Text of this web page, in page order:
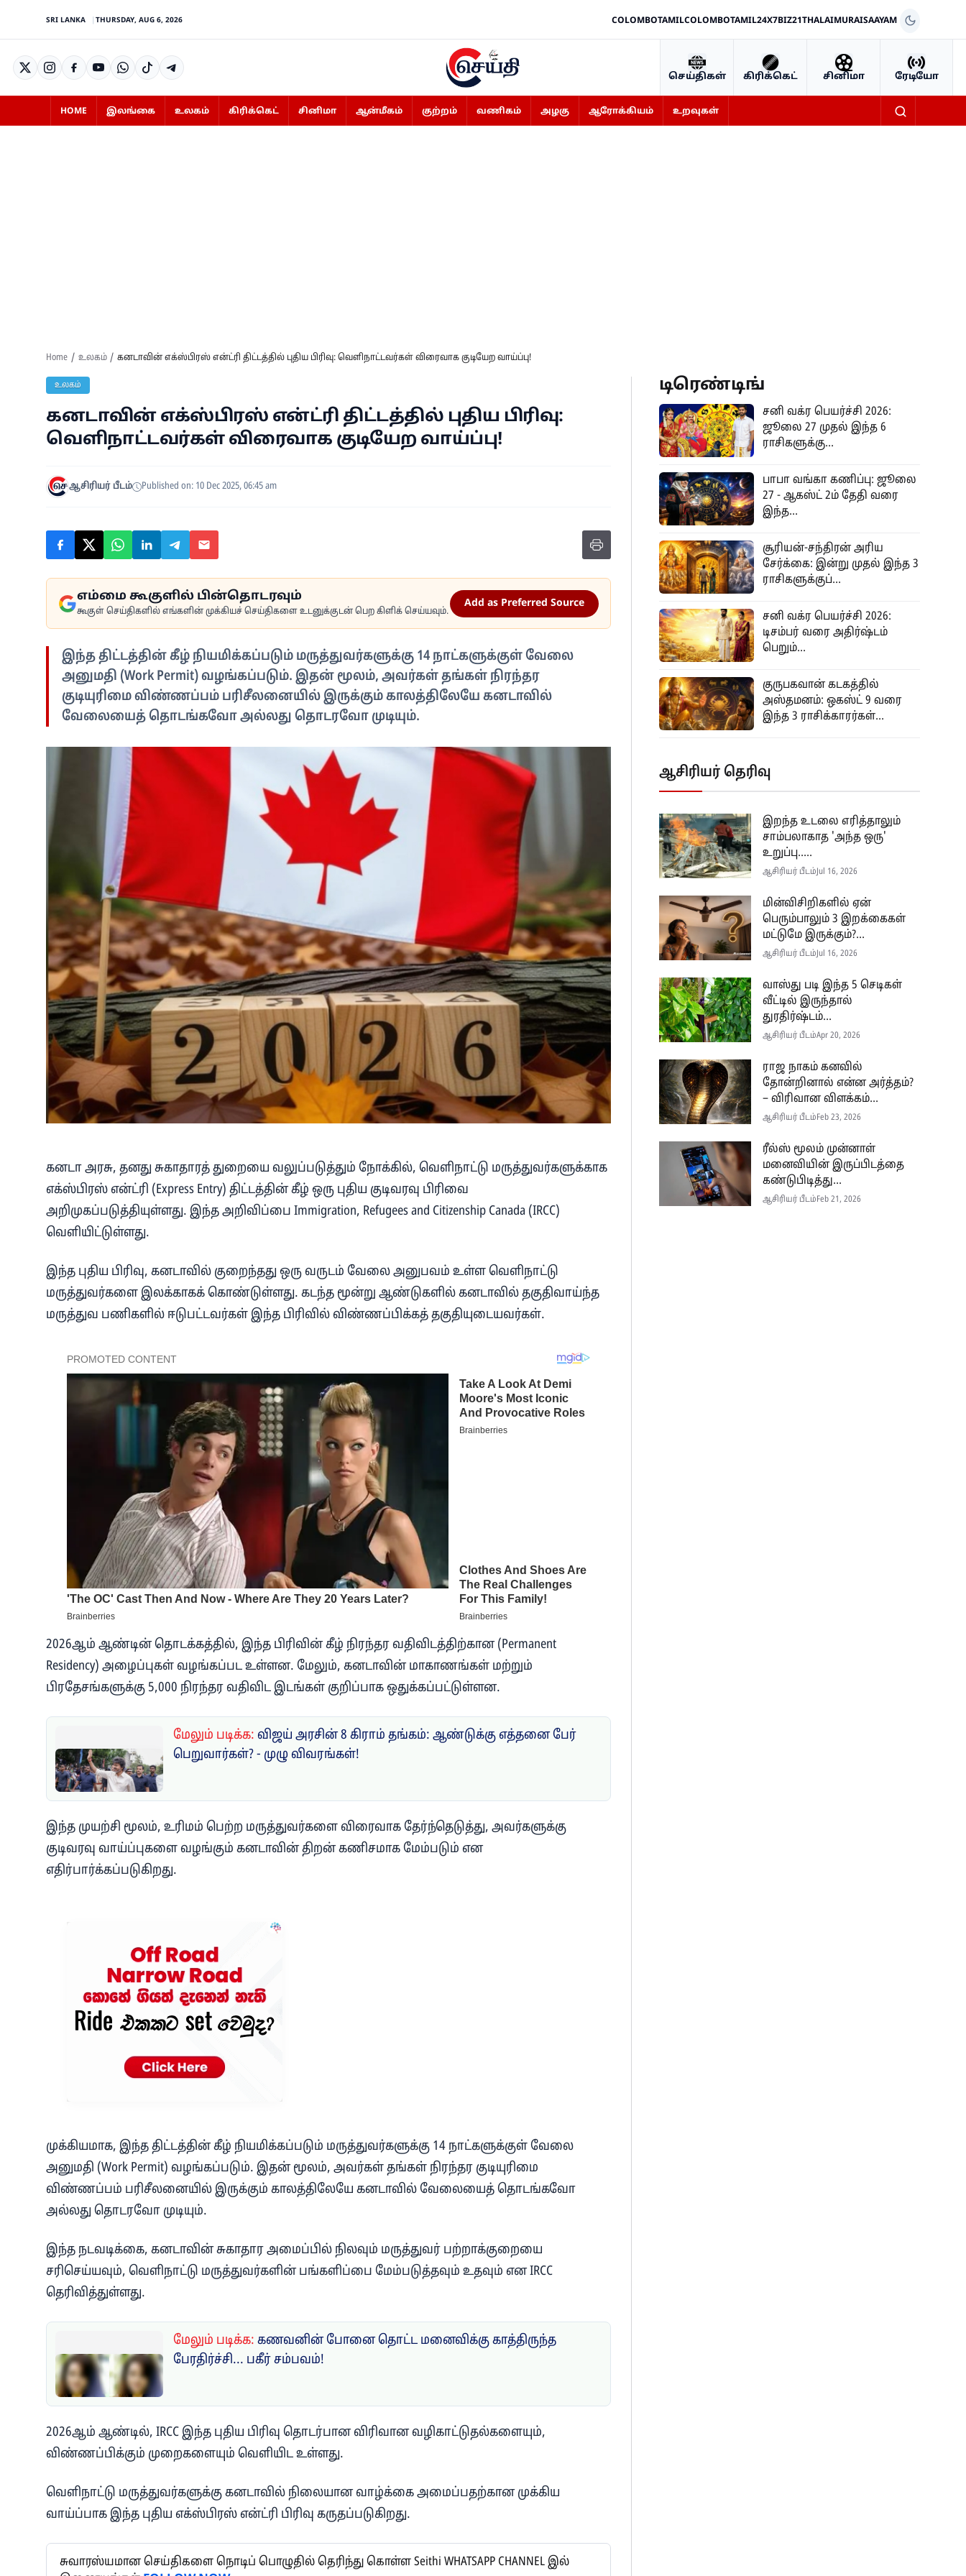
SRI LANKA THURSDAY, AUG 6, 2026 COLOMBOTAMILCOLOMBOTAMIL24X7BIZ21THALAIMURAISAAYAM
செய்திகள் கிரிக்கெட் சினிமா ரேடியோ
HOME இலங்கை உலகம் கிரிக்கெட் சினிமா ஆன்மீகம் குற்றம் வணிகம் அழகு ஆரோக்கியம் உறவுகள்
Home உலகம் கனடாவின் எக்ஸ்பிரஸ் என்ட்ரி திட்டத்தில் புதிய பிரிவு: வெளிநாட்டவர்கள் விரைவாக குடியேற வாய்ப்பு!
உலகம்
கனடாவின் எக்ஸ்பிரஸ் என்ட்ரி திட்டத்தில் புதிய பிரிவு:
வெளிநாட்டவர்கள் விரைவாக குடியேற வாய்ப்பு!
ஆசிரியர் பீடம் Published on: 10 Dec 2025, 06:45 am
எம்மை கூகுளில் பின்தொடரவும்
கூகுள் செய்திகளில் எங்களின் முக்கியச் செய்திகளை உடனுக்குடன் பெற கிளிக் செய்யவும்.
Add as Preferred Source
இந்த திட்டத்தின் கீழ் நியமிக்கப்படும் மருத்துவர்களுக்கு 14 நாட்களுக்குள் வேலை
அனுமதி (Work Permit) வழங்கப்படும். இதன் மூலம், அவர்கள் தங்கள் நிரந்தர
குடியுரிமை விண்ணப்பம் பரிசீலனையில் இருக்கும் காலத்திலேயே கனடாவில்
வேலையைத் தொடங்கவோ அல்லது தொடரவோ முடியும்.
கனடா அரசு, தனது சுகாதாரத் துறையை வலுப்படுத்தும் நோக்கில், வெளிநாட்டு மருத்துவர்களுக்காக
எக்ஸ்பிரஸ் என்ட்ரி (Express Entry) திட்டத்தின் கீழ் ஒரு புதிய குடிவரவு பிரிவை
அறிமுகப்படுத்தியுள்ளது. இந்த அறிவிப்பை Immigration, Refugees and Citizenship Canada (IRCC)
வெளியிட்டுள்ளது.
இந்த புதிய பிரிவு, கனடாவில் குறைந்தது ஒரு வருடம் வேலை அனுபவம் உள்ள வெளிநாட்டு
மருத்துவர்களை இலக்காகக் கொண்டுள்ளது. கடந்த மூன்று ஆண்டுகளில் கனடாவில் தகுதிவாய்ந்த
மருத்துவ பணிகளில் ஈடுபட்டவர்கள் இந்த பிரிவில் விண்ணப்பிக்கத் தகுதியுடையவர்கள்.
2026ஆம் ஆண்டின் தொடக்கத்தில், இந்த பிரிவின் கீழ் நிரந்தர வதிவிடத்திற்கான (Permanent
Residency) அழைப்புகள் வழங்கப்பட உள்ளன. மேலும், கனடாவின் மாகாணங்கள் மற்றும்
பிரதேசங்களுக்கு 5,000 நிரந்தர வதிவிட இடங்கள் குறிப்பாக ஒதுக்கப்பட்டுள்ளன.
மேலும் படிக்க: விஜய் அரசின் 8 கிராம் தங்கம்: ஆண்டுக்கு எத்தனை பேர்
பெறுவார்கள்? - முழு விவரங்கள்!
இந்த முயற்சி மூலம், உரிமம் பெற்ற மருத்துவர்களை விரைவாக தேர்ந்தெடுத்து, அவர்களுக்கு
குடிவரவு வாய்ப்புகளை வழங்கும் கனடாவின் திறன் கணிசமாக மேம்படும் என
எதிர்பார்க்கப்படுகிறது.
முக்கியமாக, இந்த திட்டத்தின் கீழ் நியமிக்கப்படும் மருத்துவர்களுக்கு 14 நாட்களுக்குள் வேலை
அனுமதி (Work Permit) வழங்கப்படும். இதன் மூலம், அவர்கள் தங்கள் நிரந்தர குடியுரிமை
விண்ணப்பம் பரிசீலனையில் இருக்கும் காலத்திலேயே கனடாவில் வேலையைத் தொடங்கவோ
அல்லது தொடரவோ முடியும்.
இந்த நடவடிக்கை, கனடாவின் சுகாதார அமைப்பில் நிலவும் மருத்துவர் பற்றாக்குறையை
சரிசெய்யவும், வெளிநாட்டு மருத்துவர்களின் பங்களிப்பை மேம்படுத்தவும் உதவும் என IRCC
தெரிவித்துள்ளது.
மேலும் படிக்க: கணவனின் போனை தொட்ட மனைவிக்கு காத்திருந்த
பேரதிர்ச்சி... பகீர் சம்பவம்!
2026ஆம் ஆண்டில், IRCC இந்த புதிய பிரிவு தொடர்பான விரிவான வழிகாட்டுதல்களையும்,
விண்ணப்பிக்கும் முறைகளையும் வெளியிட உள்ளது.
வெளிநாட்டு மருத்துவர்களுக்கு கனடாவில் நிலையான வாழ்க்கை அமைப்பதற்கான முக்கிய
வாய்ப்பாக இந்த புதிய எக்ஸ்பிரஸ் என்ட்ரி பிரிவு கருதப்படுகிறது.
சுவாரஸ்யமான செய்திகளை நொடிப் பொழுதில் தெரிந்து கொள்ள Seithi WHATSAPP CHANNEL இல்
டிரெண்டிங்
சனி வக்ர பெயர்ச்சி 2026:
ஜூலை 27 முதல் இந்த 6
ராசிகளுக்கு...
பாபா வங்கா கணிப்பு: ஜூலை
27 - ஆகஸ்ட் 2ம் தேதி வரை
இந்த...
சூரியன்-சந்திரன் அரிய
சேர்க்கை: இன்று முதல் இந்த 3
ராசிகளுக்குப்...
சனி வக்ர பெயர்ச்சி 2026:
டிசம்பர் வரை அதிர்ஷ்டம்
பெறும்...
குருபகவான் கடகத்தில்
அஸ்தமனம்: ஒகஸ்ட் 9 வரை
இந்த 3 ராசிக்காரர்கள்...
ஆசிரியர் தெரிவு
இறந்த உடலை எரித்தாலும்
சாம்பலாகாத 'அந்த ஒரு'
உறுப்பு.....
ஆசிரியர் பீடம் Jul 16, 2026
மின்விசிறிகளில் ஏன்
பெரும்பாலும் 3 இறக்கைகள்
மட்டுமே இருக்கும்?...
ஆசிரியர் பீடம் Jul 16, 2026
வாஸ்து படி இந்த 5 செடிகள்
வீட்டில் இருந்தால்
துரதிர்ஷ்டம்...
ஆசிரியர் பீடம்Apr 20, 2026
ராஜ நாகம் கனவில்
தோன்றினால் என்ன அர்த்தம்?
– விரிவான விளக்கம்...
ஆசிரியர் பீடம்Feb 23, 2026
ரீல்ஸ் மூலம் முன்னாள்
மனைவியின் இருப்பிடத்தை
கண்டுபிடித்து...
ஆசிரியர் பீடம்Feb 21, 2026